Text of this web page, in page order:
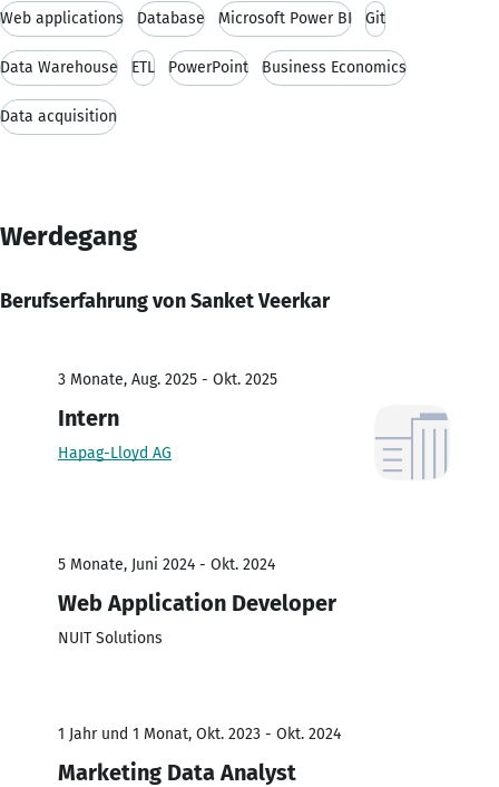
Web applications Database Microsoft Power BI Git
Data Warehouse ETL PowerPoint Business Economics
Data acquisition
Werdegang
Berufserfahrung von Sanket Veerkar
3 Monate, Aug. 2025 - Okt. 2025
Intern
Hapag-Lloyd AG
5 Monate, Juni 2024 - Okt. 2024
Web Application Developer
NUIT Solutions
1 Jahr und 1 Monat, Okt. 2023 - Okt. 2024
Marketing Data Analyst